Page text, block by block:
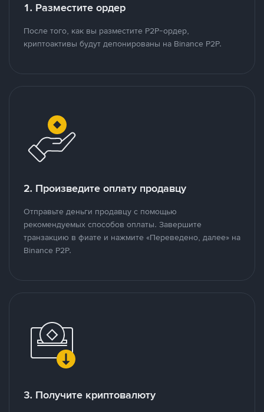
1. Разместите ордер
После того, как вы разместите P2P-ордер,
криптоактивы будут депонированы на Binance P2P.
2. Произведите оплату продавцу
Отправьте деньги продавцу с помощью
рекомендуемых способов оплаты. Завершите
транзакцию в фиате и нажмите «Переведено, далее» на
Binance P2P.
3. Получите криптовалюту